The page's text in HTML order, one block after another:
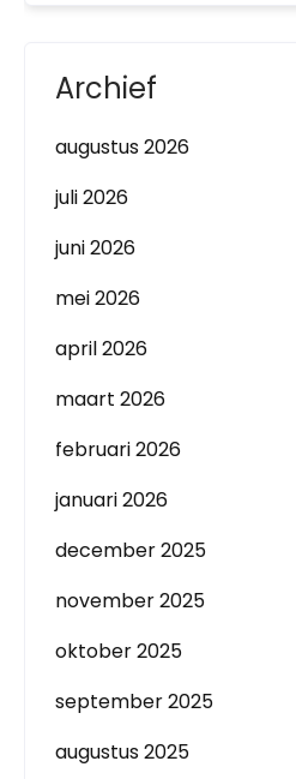
Archief
augustus 2026
juli 2026
juni 2026
mei 2026
april 2026
maart 2026
februari 2026
januari 2026
december 2025
november 2025
oktober 2025
september 2025
augustus 2025